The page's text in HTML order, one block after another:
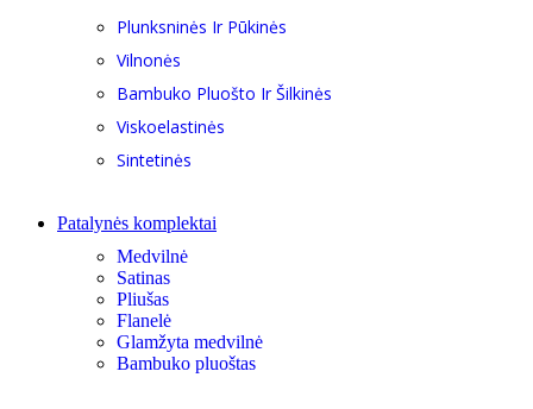
Plunksninės Ir Pūkinės
Vilnonės
Bambuko Pluošto Ir Šilkinės
Viskoelastinės
Sintetinės
Patalynės komplektai
Medvilnė
Satinas
Pliušas
Flanelė
Glamžyta medvilnė
Bambuko pluoštas